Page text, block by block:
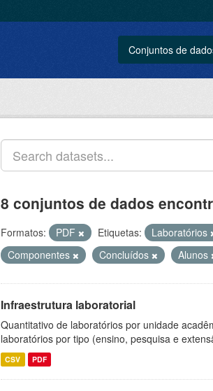
Conjuntos de
8 conjuntos de dados
Formatos: PDF Etiquetas: Laboratórios
Componentes
Concluídos Alunos
Infraestrutura laboratorial
Quantitativo de laboratórios por unidade
laboratórios por tipo (ensino, pesquisa e
CSV PDF